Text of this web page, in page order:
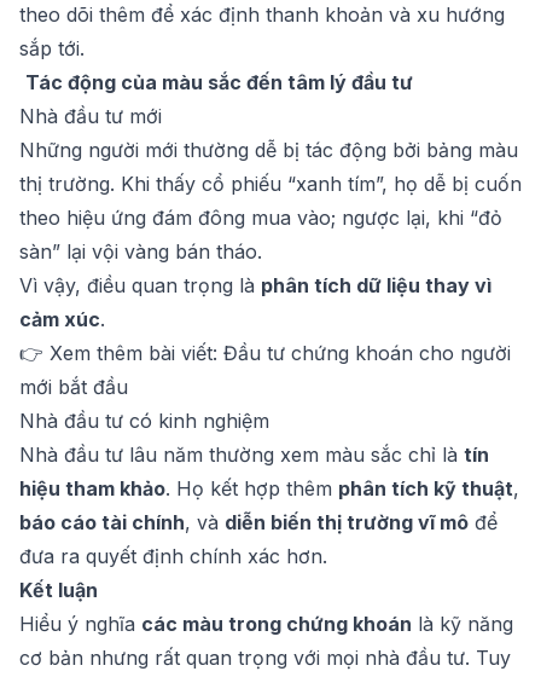
theo dõi thêm để xác định thanh khoản và xu hướng
sắp tới.
Tác động của màu sắc đến tâm lý đầu tư
Nhà đầu tư mới
Những người mới thường dễ bị tác động bởi bảng màu
thị trường. Khi thấy cổ phiếu “xanh tím”, họ dễ bị cuốn
theo hiệu ứng đám đông mua vào; ngược lại, khi “đỏ
sàn” lại vội vàng bán tháo.
Vì vậy, điều quan trọng là phân tích dữ liệu thay vì
cảm xúc.
👉 Xem thêm bài viết: Đầu tư chứng khoán cho người
mới bắt đầu
Nhà đầu tư có kinh nghiệm
Nhà đầu tư lâu năm thường xem màu sắc chỉ là tín
hiệu tham khảo. Họ kết hợp thêm phân tích kỹ thuật,
báo cáo tài chính, và diễn biến thị trường vĩ mô để
đưa ra quyết định chính xác hơn.
Kết luận
Hiểu ý nghĩa các màu trong chứng khoán là kỹ năng
cơ bản nhưng rất quan trọng với mọi nhà đầu tư. Tuy